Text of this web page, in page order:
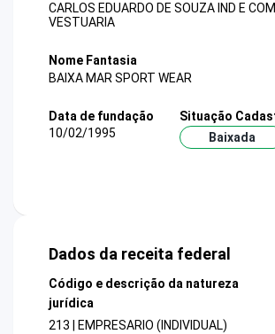
CARLOS EDUARDO DE SOUZA IND E
VESTUARIA
Nome Fantasia
BAIXA MAR SPORT WEAR
Data de fundação
10/02/1995
Situação
Baixada
Dados da receita federal
Código e descrição da natureza
jurídica
213 | EMPRESARIO (INDIVIDUAL)